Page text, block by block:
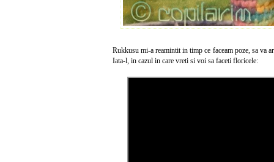
Rukkusu mi-a reamintit in timp ce faceam poze, sa va
Iata-l, in cazul in care vreti si voi sa faceti floricele: